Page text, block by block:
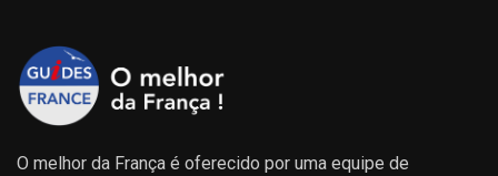
O melhor da França é oferecido por uma equipe de